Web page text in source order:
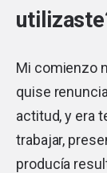
Mi comienzo
quise
actitud, y era
trabajar,
producía